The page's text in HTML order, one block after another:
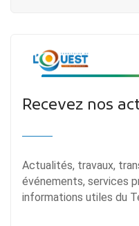
Recevez nos
Actualités, travaux,
événements, services
informations utiles du